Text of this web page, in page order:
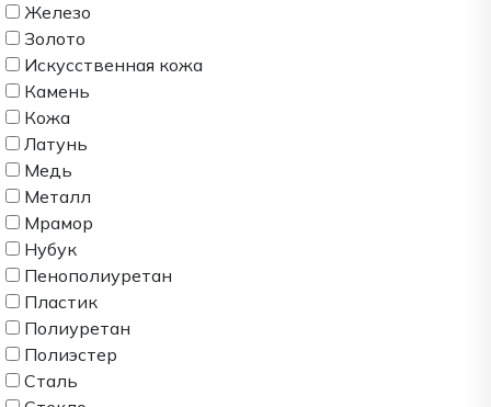
Железо
Золото
Искусственная кожа
Камень
Кожа
Латунь
Медь
Металл
Мрамор
Нубук
Пенополиуретан
Пластик
Полиуретан
Полиэстер
Сталь